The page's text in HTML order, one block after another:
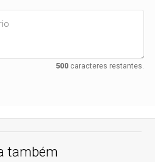
500caracteres restantes.
também